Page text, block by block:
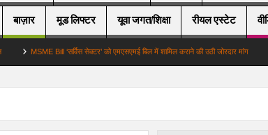
बाज़ार मूड लिफ्टर यूवा जगत/शिक्षा रीयल एस्टेट
MSME Bill ‘सर्विस सेक्टर’ को एमएसएमई बिल में शामिल कराने की उठी जोरदार मांग बड़ी